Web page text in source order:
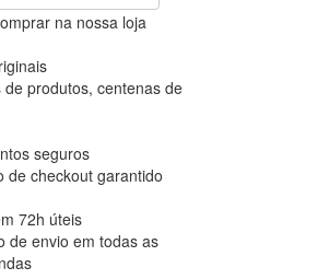
na nossa loja
de produtos, centenas de
seguros
de checkout garantido
72h úteis
de envio em todas as